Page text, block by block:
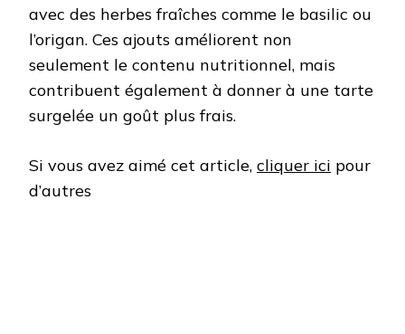
avec des herbes fraîches comme le basilic ou
l’origan. Ces ajouts améliorent non
seulement le contenu nutritionnel, mais
contribuent également à donner à une tarte
surgelée un goût plus frais.
Si vous avez aimé cet article, cliquer ici pour
d’autres